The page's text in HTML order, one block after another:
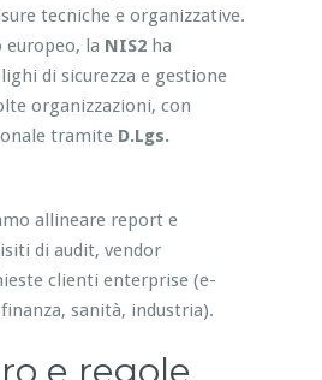
tecniche e organizzative.
la NIS2ha
di sicurezza e gestione
organizzazioni, con
tramite D.Lgs.
allineare report e
di audit, vendor
clienti enterprise (e-
sanità, industria).
e regole